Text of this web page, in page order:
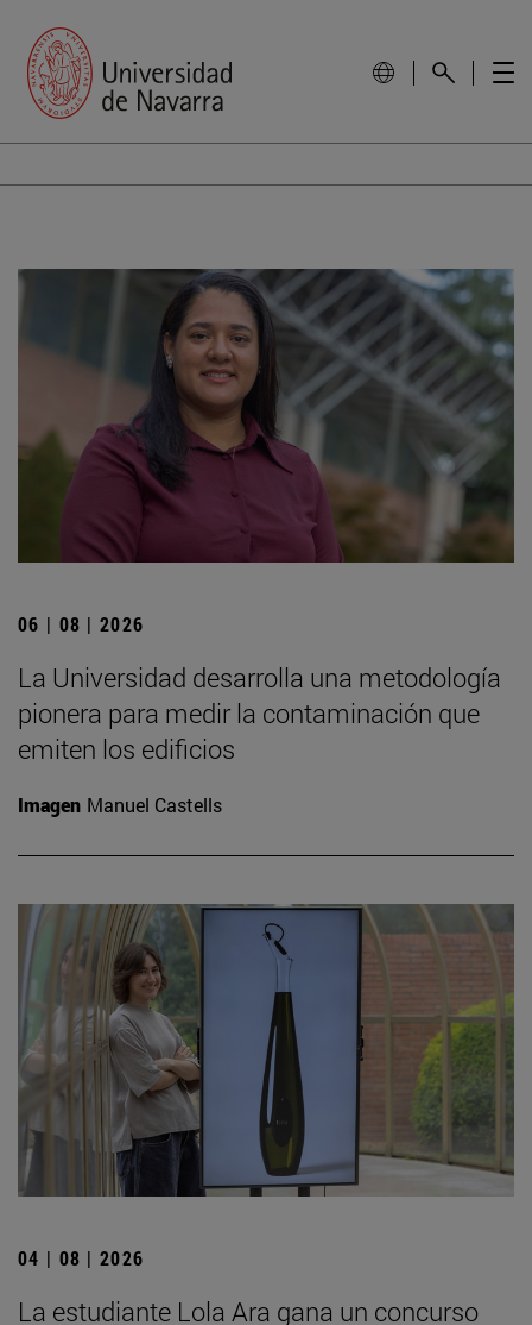
06 | 08 | 2026
La Universidad desarrolla una metodología
pionera para medir la contaminación que
emiten los edificios
Imagen Manuel Castells
04 | 08 | 2026
La estudiante Lola Ara gana un concurso